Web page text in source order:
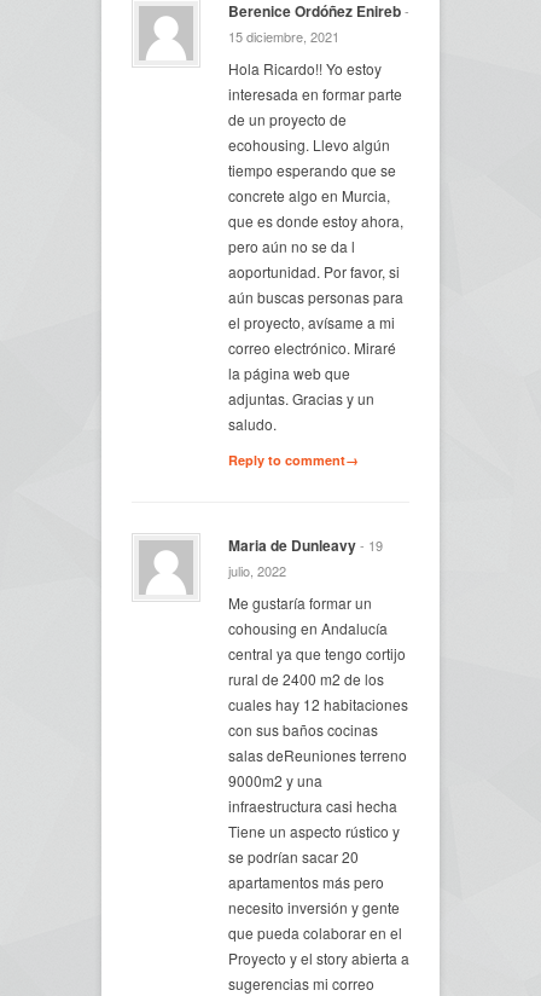
Berenice Ordóñez Enireb-
15 diciembre, 2021
Hola Ricardo!! Yo estoy
interesada en formar parte
de un proyecto de
ecohousing. Llevo algún
tiempo esperando que se
concrete algo en Murcia,
que es donde estoy ahora,
pero aún no se da l
aoportunidad. Por favor, si
aún buscas personas para
el proyecto, avísame a mi
correo electrónico. Miraré
la página web que
adjuntas. Gracias y un
saludo.
Reply to comment→
Maria de Dunleavy- 19
julio, 2022
Me gustaría formar un
cohousing en Andalucía
central ya que tengo cortijo
rural de 2400 m2 de los
cuales hay 12 habitaciones
con sus baños cocinas
salas deReuniones terreno
9000m2 y una
infraestructura casi hecha
Tiene un aspecto rústico y
se podrían sacar 20
apartamentos más pero
necesito inversión y gente
que pueda colaborar en el
Proyecto y el story abierta a
sugerencias mi correo